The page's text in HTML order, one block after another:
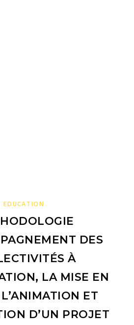
EDUCATION
DES
À
LA MISE EN
ET
D’UN PROJET